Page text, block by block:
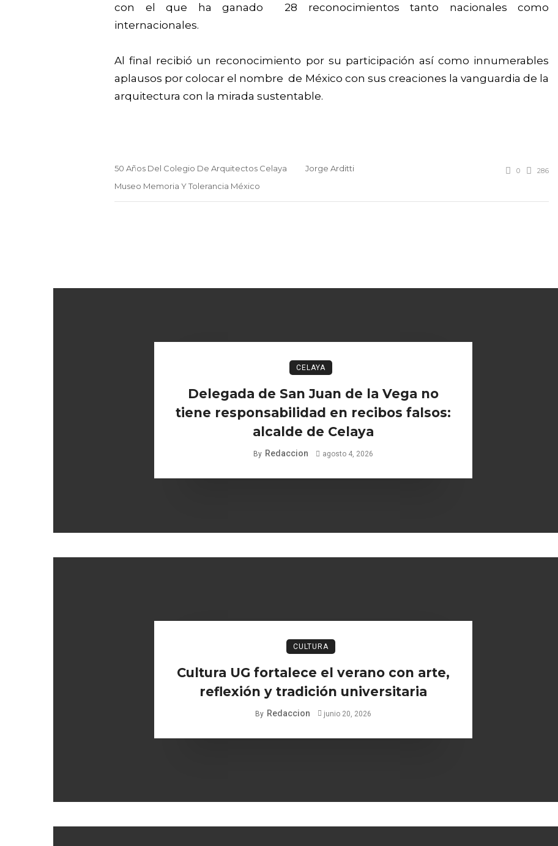
con el que ha ganado 28 reconocimientos tanto nacionales como
internacionales.
Al final recibió un reconocimiento por su participación así como innumerables
aplausos por colocar el nombre de México con sus creaciones la vanguardia de la
arquitectura con la mirada sustentable.
50 Años Del Colegio De Arquitectos Celaya
Jorge Arditti
Museo Memoria Y Tolerancia México
0 286
CELAYA
Delegada de San Juan de la Vega no
tiene responsabilidad en recibos falsos:
alcalde de Celaya
By Redaccion agosto 4, 2026
CULTURA
Cultura UG fortalece el verano con arte,
reflexión y tradición universitaria
By Redaccion junio 20, 2026